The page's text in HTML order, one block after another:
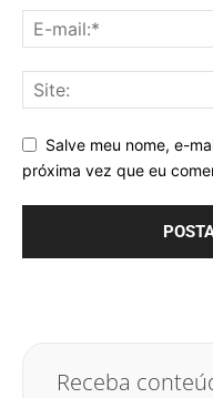
Salve meu nome, e-
próxima vez que eu
Receba